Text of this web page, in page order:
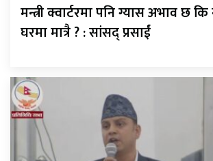
मन्त्री क्वार्टरमा पनि ग्यास अभाव छ
घरमा मात्रै ? : सांसद् प्रसाईं